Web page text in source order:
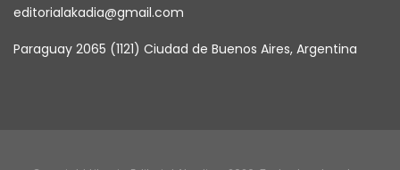
editorialakadia@gmail.com
Paraguay 2065 (1121) Ciudad de Buenos Aires, Argentina